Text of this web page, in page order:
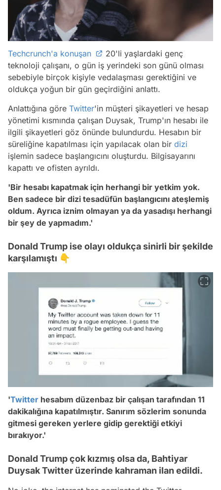
Techcrunch'a konuşan
20'li yaşlardaki genç
teknoloji çalışanı, o gün iş yerindeki son günü olması
sebebiyle birçok kişiyle vedalaşması gerektiğini ve
oldukça yoğun bir gün geçirdiğini anlattı.
Anlattığına göre Twitter'in müşteri şikayetleri ve hesap
yönetimi kısmında çalışan Duysak, Trump'ın hesabı ile
ilgili şikayetleri göz önünde bulundurdu. Hesabın bir
süreliğine kapatılması için yapılacak olan bir dizi
işlemin sadece başlangıcını oluşturdu. Bilgisayarını
kapattı ve ofisten ayrıldı.
'Bir hesabı kapatmak için herhangi bir yetkim yok.
Ben sadece bir dizi tesadüfün başlangıcını ateşlemiş
oldum. Ayrıca iznim olmayan ya da yasadışı herhangi
bir şey de yapmadım.'
Donald Trump ise olayı oldukça sinirli bir şekilde
karşılamıştı 👇
'Twitter hesabım düzenbaz bir çalışan tarafından 11
dakikalığına kapatılmıştır. Sanırım sözlerim sonunda
gitmesi gereken yerlere gidip gerektiği etkiyi
bırakıyor.'
Donald Trump çok kızmış olsa da, Bahtiyar
Duysak Twitter üzerinde kahraman ilan edildi.